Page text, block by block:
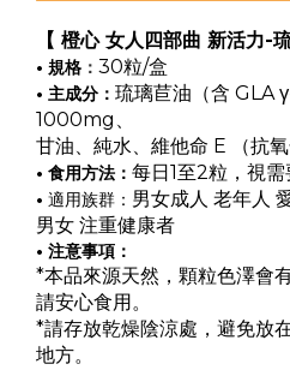
【 橙心 女人四部曲 新活力-
• 規格 ： 30粒/盒
• 主成分： 琉璃苣油（含 GLA
1000mg、
甘油、純水、維他命 E （抗
• 食用方法： 每日1至2粒，視需
• 適用族群： 男女成人 老年人
男女 注重健康者
• 注意事項：
*本品來源天然，顆粒色澤會
請安心食用。
*請存放乾燥陰涼處，避免放
地方。